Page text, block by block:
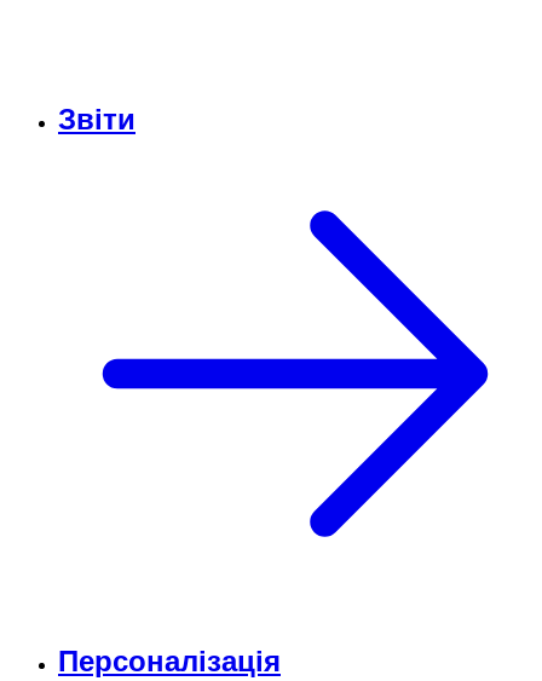
Звіти
Персоналізація